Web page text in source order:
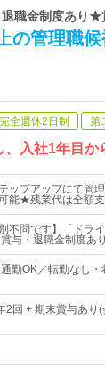
職金制度あり
の管理職
完全週休2日制 第
入社1年目か
ップアップにて管
能★残業代は全額
不問です】「ド
与・退職金制度あり
勤OK／転勤なし
2回 + 期末賞与あ